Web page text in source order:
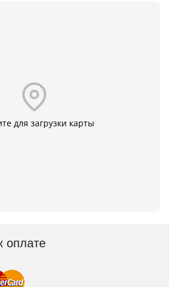
для загрузки карты
оплате